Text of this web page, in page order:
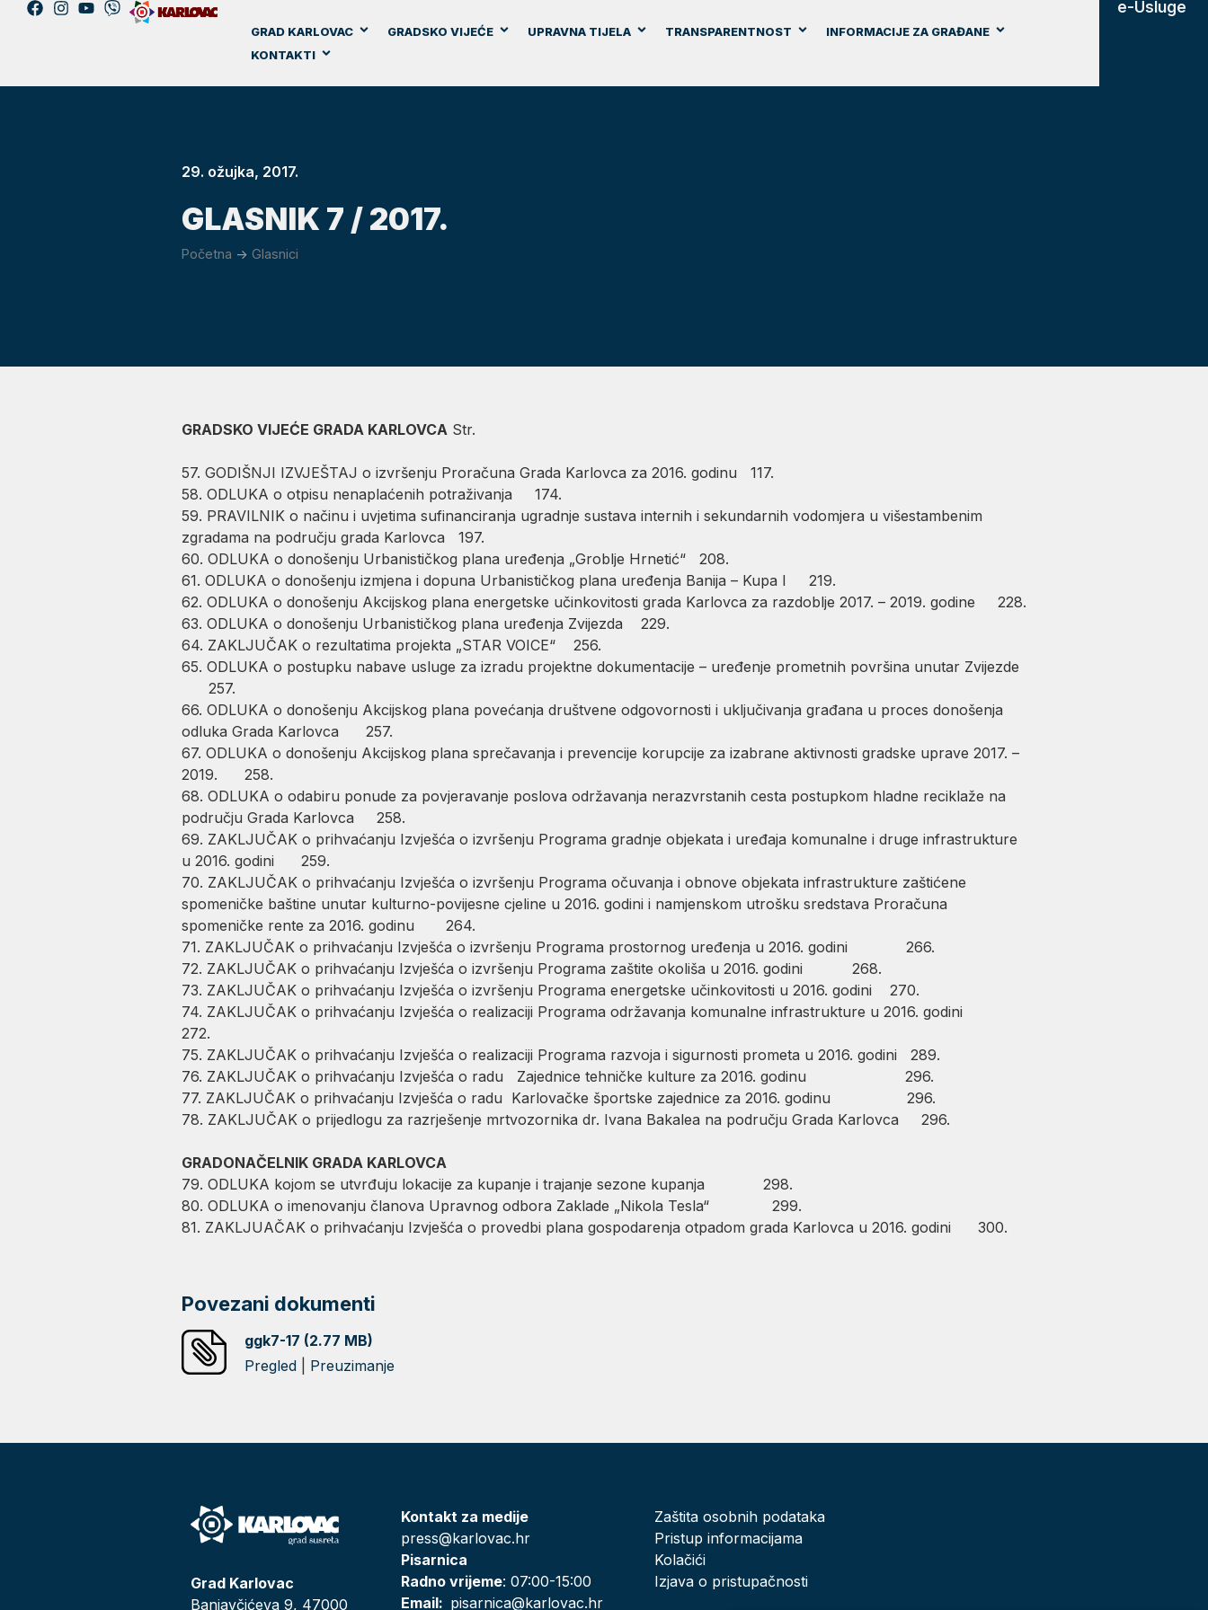
GRAD KARLOVAC GRADSKO VIJEĆE UPRAVNA TIJELA TRANSPARENTNOST
INFORMACIJE ZA GRAĐANE
KONTAKTI
e-Usluge
29. ožujka, 2017.
GLASNIK 7 / 2017.
Početna -> Glasnici
GRADSKO VIJEĆE GRADA KARLOVCAStr.
57. GODIŠNJI IZVJEŠTAJ o izvršenju Proračuna Grada Karlovca za 2016. godinu 117.
58. ODLUKA o otpisu nenaplaćenih potraživanja 174.
59. PRAVILNIK o načinu i uvjetima sufinanciranja ugradnje sustava internih i sekundarnih vodomjera u višestambenim
zgradama na području grada Karlovca 197.
60. ODLUKA o donošenju Urbanističkog plana uređenja „Groblje Hrnetić“ 208.
61. ODLUKA o donošenju izmjena i dopuna Urbanističkog plana uređenja Banija – Kupa I 219.
62. ODLUKA o donošenju Akcijskog plana energetske učinkovitosti grada Karlovca za razdoblje 2017. – 2019. godine 228.
63. ODLUKA o donošenju Urbanističkog plana uređenja Zvijezda 229.
64. ZAKLJUČAK o rezultatima projekta „STAR VOICE“ 256.
65. ODLUKA o postupku nabave usluge za izradu projektne dokumentacije – uređenje prometnih površina unutar Zvijezde
257.
66. ODLUKA o donošenju Akcijskog plana povećanja društvene odgovornosti i uključivanja građana u proces donošenja
odluka Grada Karlovca 257.
67. ODLUKA o donošenju Akcijskog plana sprečavanja i prevencije korupcije za izabrane aktivnosti gradske uprave 2017. –
2019. 258.
68. ODLUKA o odabiru ponude za povjeravanje poslova održavanja nerazvrstanih cesta postupkom hladne reciklaže na
području Grada Karlovca 258.
69. ZAKLJUČAK o prihvaćanju Izvješća o izvršenju Programa gradnje objekata i uređaja komunalne i druge infrastrukture
u 2016. godini 259.
70. ZAKLJUČAK o prihvaćanju Izvješća o izvršenju Programa očuvanja i obnove objekata infrastrukture zaštićene
spomeničke baštine unutar kulturno-povijesne cjeline u 2016. godini i namjenskom utrošku sredstava Proračuna
spomeničke rente za 2016. godinu 264.
71. ZAKLJUČAK o prihvaćanju Izvješća o izvršenju Programa prostornog uređenja u 2016. godini 266.
72. ZAKLJUČAK o prihvaćanju Izvješća o izvršenju Programa zaštite okoliša u 2016. godini 268.
73. ZAKLJUČAK o prihvaćanju Izvješća o izvršenju Programa energetske učinkovitosti u 2016. godini 270.
74. ZAKLJUČAK o prihvaćanju Izvješća o realizaciji Programa održavanja komunalne infrastrukture u 2016. godini
272.
75. ZAKLJUČAK o prihvaćanju Izvješća o realizaciji Programa razvoja i sigurnosti prometa u 2016. godini 289.
76. ZAKLJUČAK o prihvaćanju Izvješća o radu Zajednice tehničke kulture za 2016. godinu 296.
77. ZAKLJUČAK o prihvaćanju Izvješća o radu Karlovačke športske zajednice za 2016. godinu 296.
78. ZAKLJUČAK o prijedlogu za razrješenje mrtvozornika dr. Ivana Bakalea na području Grada Karlovca 296.
GRADONAČELNIK GRADA KARLOVCA
79. ODLUKA kojom se utvrđuju lokacije za kupanje i trajanje sezone kupanja 298.
80. ODLUKA o imenovanju članova Upravnog odbora Zaklade „Nikola Tesla“ 299.
81. ZAKLJUAČAK o prihvaćanju Izvješća o provedbi plana gospodarenja otpadom grada Karlovca u 2016. godini 300.
Povezani dokumenti
ggk7-17 (2.77 MB)
Pregled
Preuzimanje
Grad Karlovac
Banjavčićeva 9, 47000
Kontakt za medije
press@karlovac.hr
Pisarnica
Radno vrijeme: 07:00-15:00
Email: pisarnica@karlovac.hr
Zaštita osobnih podataka
Pristup informacijama
Kolačići
Izjava o pristupačnosti